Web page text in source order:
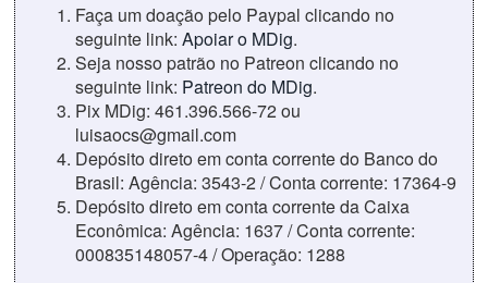
Faça um doação pelo Paypal clicando no
seguinte link: Apoiar o MDig.
Seja nosso patrão no Patreon clicando no
seguinte link: Patreon do MDig.
Pix MDig: 461.396.566-72 ou
luisaocs@gmail.com
Depósito direto em conta corrente do Banco do
Brasil: Agência: 3543-2 / Conta corrente: 17364-9
Depósito direto em conta corrente da Caixa
Econômica: Agência: 1637 / Conta corrente:
000835148057-4 / Operação: 1288